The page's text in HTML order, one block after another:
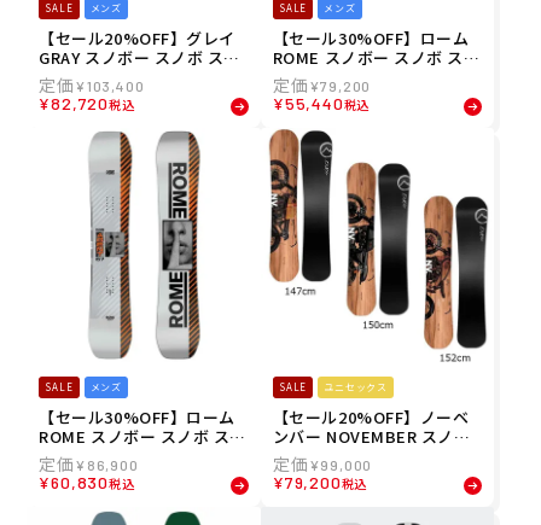
SALE メンズ
【セール20%OFF】グレイ
GRAY スノボー スノボ スノ
ーボード 板 ラヴバズ LOVE
BUZZ[ROCKER] LOVEROC
2425 メンズ 男性 24-25
¥103,400
¥82,720税込
SALE メンズ
【セール30%OFF】ローム
ROME スノボー スノボ スノ
ーボード 板 ウォーデン WA
RDEN WARDEN メンズ 男性
24-25
¥79,200
¥55,440税込
SALE メンズ
【セール30%OFF】ローム
ROME スノボー スノボ スノ
ーボード 板 エージェント A
GENT AGENT メンズ 男性 2
4-25
¥ 86,900
¥60,830税込
SALE ユニセックス
【セール20%OFF】ノーベ
ンバー NOVEMBER スノボ
ー スノボ スノーボード 板
ディーエックスフォー DX4
118011-DX4 メンズ レディ
¥99,000
¥79,200税込